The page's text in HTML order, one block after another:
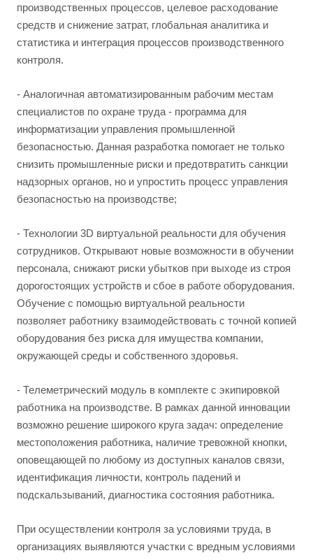
производственных процессов, целевое расходование
средств и снижение затрат, глобальная аналитика и
статистика и интеграция процессов производственного
контроля.
- Аналогичная автоматизированным рабочим местам
специалистов по охране труда - программа для
информатизации управления промышленной
безопасностью. Данная разработка помогает не только
снизить промышленные риски и предотвратить санкции
надзорных органов, но и упростить процесс управления
безопасностью на производстве;
- Технологии 3D виртуальной реальности для обучения
сотрудников. Открывают новые возможности в обучении
персонала, снижают риски убытков при выходе из строя
дорогостоящих устройств и сбое в работе оборудования.
Обучение с помощью виртуальной реальности
позволяет работнику взаимодействовать с точной копией
оборудования без риска для имущества компании,
окружающей среды и собственного здоровья.
- Телеметрический модуль в комплекте с экипировкой
работника на производстве. В рамках данной инновации
возможно решение широкого круга задач: определение
местоположения работника, наличие тревожной кнопки,
оповещающей по любому из доступных каналов связи,
идентификация личности, контроль падений и
подскальзываний, диагностика состояния работника.
При осуществлении контроля за условиями труда, в
организациях выявляются участки с вредным условиями